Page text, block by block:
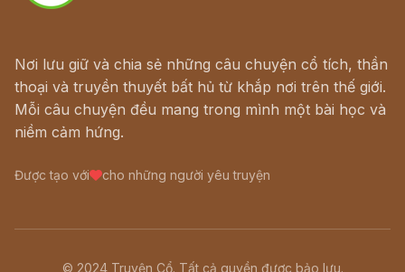
Nơi lưu giữ và chia sẻ những câu chuyện cổ tích, thần
thoại và truyền thuyết bất hủ từ khắp nơi trên thế giới.
Mỗi câu chuyện đều mang trong mình một bài học và
niềm cảm hứng.
Được tạo với cho những người yêu truyện
© 2024 Truyện Cổ. Tất cả quyền được bảo lưu.